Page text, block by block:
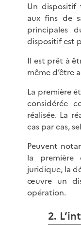
Un dispositif
aux fins de
principales
dispositif est
Il est prêt à
même d’être
La première
considérée
réalisée. La
cas par cas,
Peuvent
la première
juridique, la
œuvre un
opération.
2.